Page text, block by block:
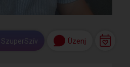
SzuperSzív Üzenj